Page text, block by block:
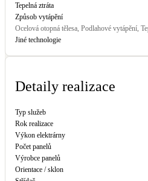
Zelená střecha NEW
Malé i velké turbíny
Tepelná ztráta
Způsob vytápění
Ocelová otopná tělesa, Podlahové vytápění,
Jiné technologie
Detaily realizace
Typ služeb
Rok realizace
Výkon elektrárny
Počet panelů
Výrobce panelů
Orientace / sklon